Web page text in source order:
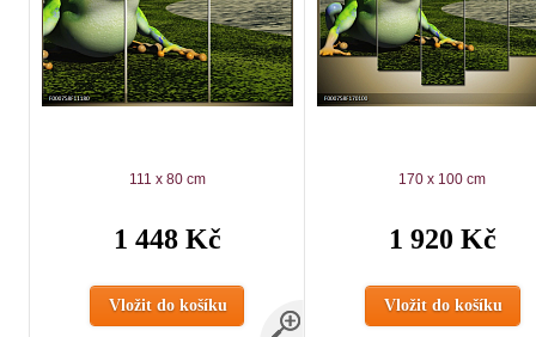
111 x 80 cm
1 448 Kč
Vložit do košíku
170 x 100 cm
1 920 Kč
Vložit do košíku